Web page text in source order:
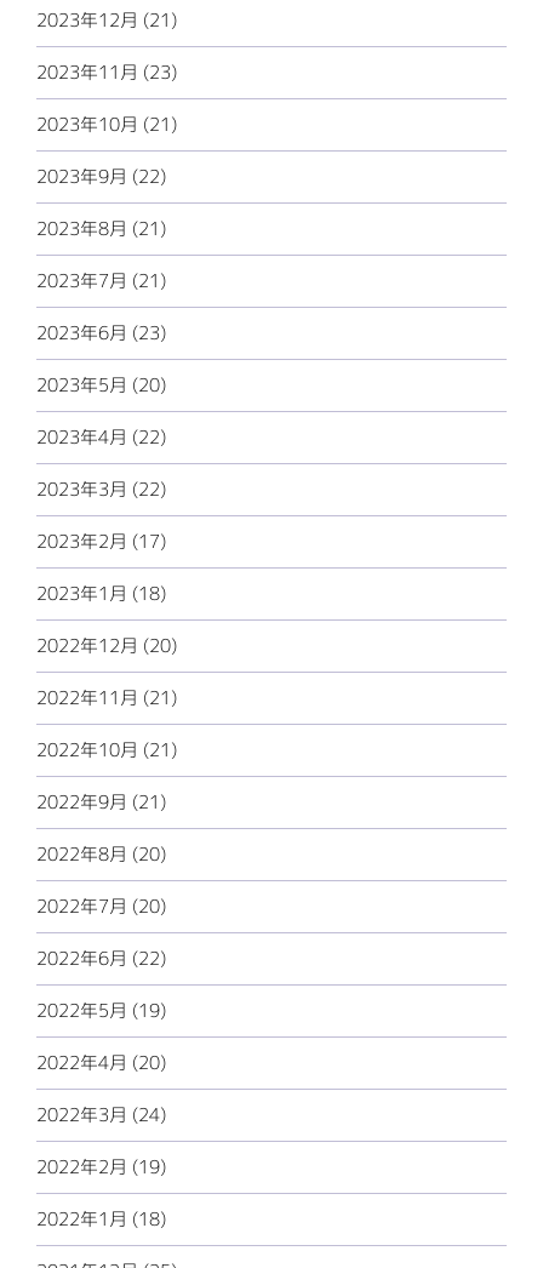
2023年12月 (21)
2023年11月 (23)
2023年10月 (21)
2023年9月 (22)
2023年8月 (21)
2023年7月 (21)
2023年6月 (23)
2023年5月 (20)
2023年4月 (22)
2023年3月 (22)
2023年2月 (17)
2023年1月 (18)
2022年12月 (20)
2022年11月 (21)
2022年10月 (21)
2022年9月 (21)
2022年8月 (20)
2022年7月 (20)
2022年6月 (22)
2022年5月 (19)
2022年4月 (20)
2022年3月 (24)
2022年2月 (19)
2022年1月 (18)